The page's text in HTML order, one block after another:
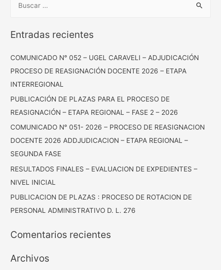
Entradas recientes
COMUNICADO N° 052 – UGEL CARAVELI – ADJUDICACIÓN
PROCESO DE REASIGNACIÓN DOCENTE 2026 – ETAPA
INTERREGIONAL
PUBLICACIÓN DE PLAZAS PARA EL PROCESO DE
REASIGNACIÓN – ETAPA REGIONAL – FASE 2 – 2026
COMUNICADO N° 051- 2026 – PROCESO DE REASIGNACION
DOCENTE 2026 ADDJUDICACION – ETAPA REGIONAL –
SEGUNDA FASE
RESULTADOS FINALES – EVALUACION DE EXPEDIENTES –
NIVEL INICIAL
PUBLICACION DE PLAZAS : PROCESO DE ROTACION DE
PERSONAL ADMINISTRATIVO D. L. 276
Comentarios recientes
Archivos